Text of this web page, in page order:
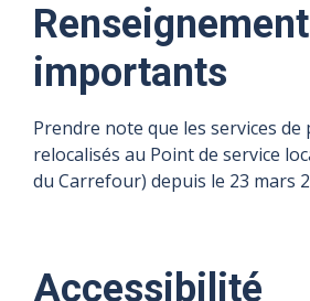
08
août
2026
Fermé
09
août
2026
Fermé
10
août
2026
Fermé
11
août
2026
Fermé
12
août
2026
Fermé
13
août
2026
Fermé
importants
Prendre note que les services
relocalisés au Point de service
du Carrefour) depuis le 23 mars
Accessibilité